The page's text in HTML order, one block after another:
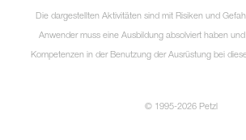
Die dargestellten Aktivitäten sind mit Risiken und
Anwender muss eine Ausbildung absolviert haben
Kompetenzen in der Benutzung der Ausrüstung bei
© 1995-2026 Petzl